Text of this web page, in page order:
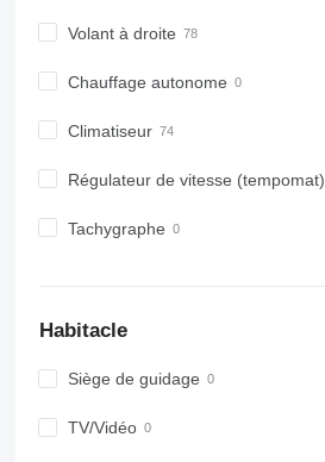
Volant à droite
Chauffage autonome
Climatiseur
Régulateur de vitesse (tempomat)
Tachygraphe
Habitacle
Siège de guidage
TV/Vidéo